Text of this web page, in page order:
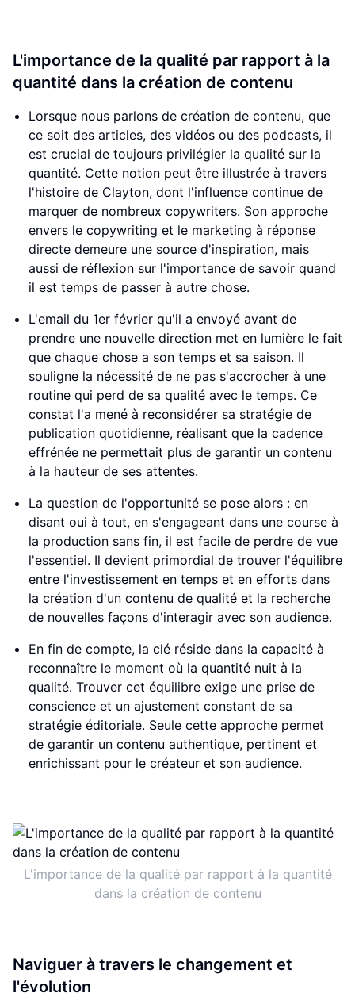
L'importance de la qualité par rapport à la
quantité dans la création de contenu
Lorsque nous parlons de création de contenu, que
ce soit des articles, des vidéos ou des podcasts, il
est crucial de toujours privilégier la qualité sur la
quantité. Cette notion peut être illustrée à travers
l'histoire de Clayton, dont l'influence continue de
marquer de nombreux copywriters. Son approche
envers le copywriting et le marketing à réponse
directe demeure une source d'inspiration, mais
aussi de réflexion sur l'importance de savoir quand
il est temps de passer à autre chose.
L'email du 1er février qu'il a envoyé avant de
prendre une nouvelle direction met en lumière le fait
que chaque chose a son temps et sa saison. Il
souligne la nécessité de ne pas s'accrocher à une
routine qui perd de sa qualité avec le temps. Ce
constat l'a mené à reconsidérer sa stratégie de
publication quotidienne, réalisant que la cadence
effrénée ne permettait plus de garantir un contenu
à la hauteur de ses attentes.
La question de l'opportunité se pose alors : en
disant oui à tout, en s'engageant dans une course à
la production sans fin, il est facile de perdre de vue
l'essentiel. Il devient primordial de trouver l'équilibre
entre l'investissement en temps et en efforts dans
la création d'un contenu de qualité et la recherche
de nouvelles façons d'interagir avec son audience.
En fin de compte, la clé réside dans la capacité à
reconnaître le moment où la quantité nuit à la
qualité. Trouver cet équilibre exige une prise de
conscience et un ajustement constant de sa
stratégie éditoriale. Seule cette approche permet
de garantir un contenu authentique, pertinent et
enrichissant pour le créateur et son audience.
L'importance de la qualité par rapport à la quantité
dans la création de contenu
Naviguer à travers le changement et
l'évolution